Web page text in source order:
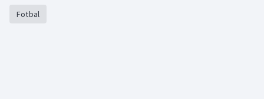
Plážový volejbal
Fotbal